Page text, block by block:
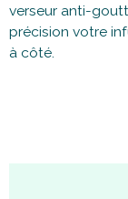
verseur anti-
précision votre
à côté.